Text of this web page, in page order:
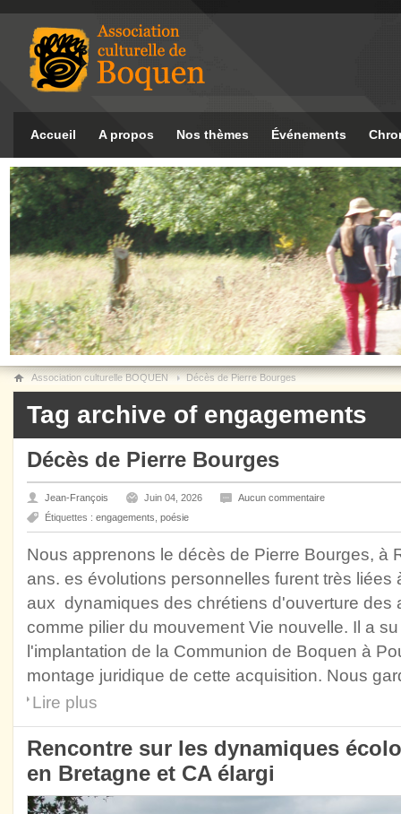
Accueil A propos Nos thèmes Événements
Association culturelle BOQUEN Décès de Pierre Bourges
Tag archive of engagements
Décès de Pierre Bourges
Jean-François Juin 04, 2026
Aucun commentaire
Étiquettes : engagements poésie
Nous apprenons le décès de Pierre Bourges, à
ans. es évolutions personnelles furent très
aux dynamiques des chrétiens d'ouverture des
comme pilier du mouvement Vie nouvelle. Il a
l'implantation de la Communion de Boquen à
montage juridique de cette acquisition. Nous
Lire plus
Rencontre sur les dynamiques
en Bretagne et CA élargi